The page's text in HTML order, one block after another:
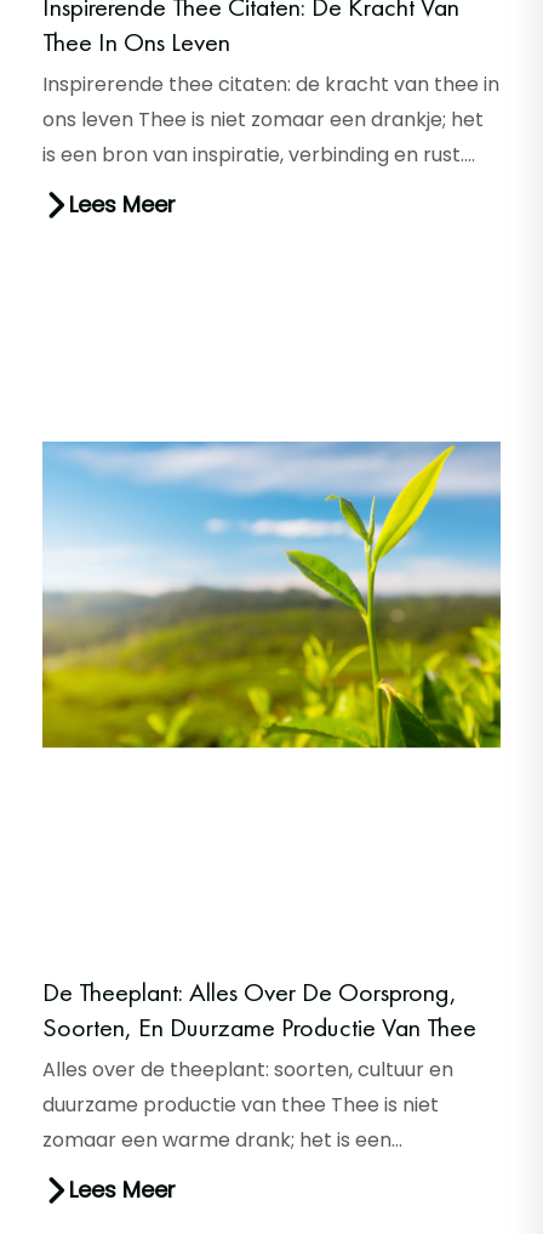
Thee In Ons Leven
Inspirerende thee citaten: de kracht van thee in
ons leven Thee is niet zomaar een drankje; het
is een bron van inspiratie, verbinding en rust.
Van meditatie...
Lees Meer
De Theeplant: Alles Over De Oorsprong,
Soorten, En Duurzame Productie Van Thee
Alles over de theeplant: soorten, cultuur en
duurzame productie van thee Thee is niet
zomaar een warme drank; het is een
eeuwenoude traditie die verschillend...
Lees Meer